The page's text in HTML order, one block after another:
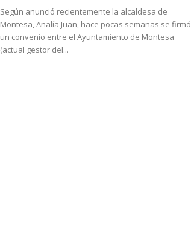
Según anunció recientemente la alcaldesa de
Montesa, Analía Juan, hace pocas semanas se firmó
un convenio entre el Ayuntamiento de Montesa
(actual gestor del...